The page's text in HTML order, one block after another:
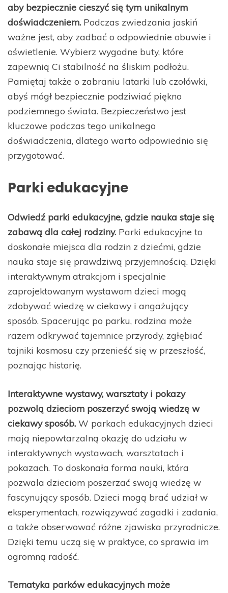
aby bezpiecznie cieszyć się tym unikalnym
doświadczeniem. Podczas zwiedzania jaskiń
ważne jest, aby zadbać o odpowiednie obuwie i
oświetlenie. Wybierz wygodne buty, które
zapewnią Ci stabilność na śliskim podłożu.
Pamiętaj także o zabraniu latarki lub czołówki,
abyś mógł bezpiecznie podziwiać piękno
podziemnego świata. Bezpieczeństwo jest
kluczowe podczas tego unikalnego
doświadczenia, dlatego warto odpowiednio się
przygotować.
Parki edukacyjne
Odwiedź parki edukacyjne, gdzie nauka staje się
zabawą dla całej rodziny. Parki edukacyjne to
doskonałe miejsca dla rodzin z dziećmi, gdzie
nauka staje się prawdziwą przyjemnością. Dzięki
interaktywnym atrakcjom i specjalnie
zaprojektowanym wystawom dzieci mogą
zdobywać wiedzę w ciekawy i angażujący
sposób. Spacerując po parku, rodzina może
razem odkrywać tajemnice przyrody, zgłębiać
tajniki kosmosu czy przenieść się w przeszłość,
poznając historię.
Interaktywne wystawy, warsztaty i pokazy
pozwolą dzieciom poszerzyć swoją wiedzę w
ciekawy sposób. W parkach edukacyjnych dzieci
mają niepowtarzalną okazję do udziału w
interaktywnych wystawach, warsztatach i
pokazach. To doskonała forma nauki, która
pozwala dzieciom poszerzać swoją wiedzę w
fascynujący sposób. Dzieci mogą brać udział w
eksperymentach, rozwiązywać zagadki i zadania,
a także obserwować różne zjawiska przyrodnicze.
Dzięki temu uczą się w praktyce, co sprawia im
ogromną radość.
Tematyka parków edukacyjnych może